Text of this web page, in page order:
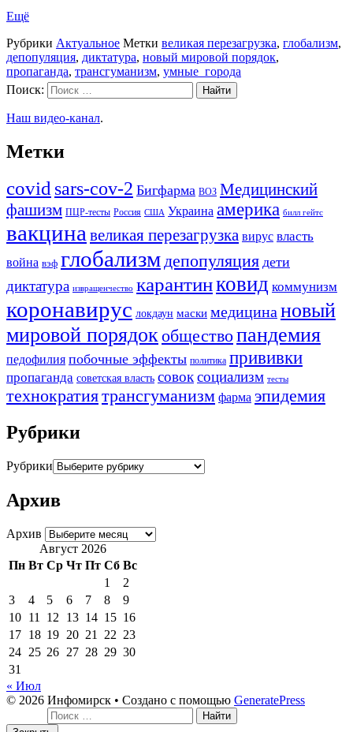
Ещё
Рубрики Актуальное Метки великая перезагрузка, глобализм,
депопуляция, диктатура, новый мировой порядок,
пропаганда, трансгуманизм, умные_города
Поиск:
Наш видео-канал.
Метки
covidsars-cov-2 Бигфарма ВОЗ Медицинский
фашизм ПЦР-тесты Россия США Украина америка билл гейтс
вакцинавеликая перезагрузка вирус власть
война вэф глобализмдепопуляция дети
диктатура извращенчество карантинковид коммунизм
коронавирус локдаун маски медицинановый
мировой порядокобществопандемия
педофилия побочные эффекты политика прививки
пропаганда советская власть совоксоциализм тесты
технократиятрансгуманизм фарма эпидемия
Рубрики
Рубрики
Архив
Архив
Август 2026
Пн Вт Ср Чт Пт Сб Вс
1
2
3
4 5 6 7 8
9
10 11 12 13 14 15 16
17 18 19 20 21 22 23
24 25 26 27 28 29 30
31
« Июл
© 2026 Инфомирск • Создано с помощью GeneratePress